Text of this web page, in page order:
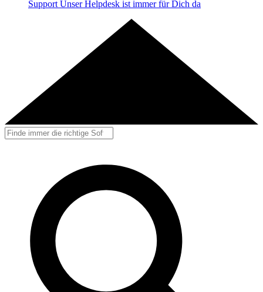
Support Unser Helpdesk ist immer für Dich da